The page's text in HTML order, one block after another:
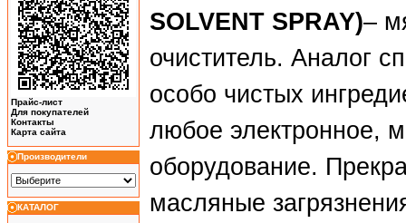
Прайс-лист
Для покупателей
Контакты
Карта сайта
Производители
КАТАЛОГ
SOLVENT SPRAY)–
очиститель. Аналог
особо чистых
любое электронное,
оборудование.
масляные